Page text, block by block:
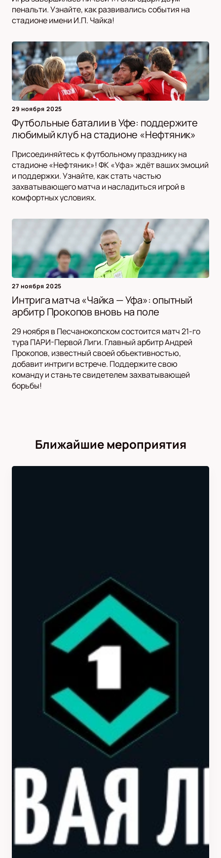
пенальти. Узнайте, как развивались события на
стадионе имени И.П. Чайка!
29 ноября 2025
Футбольные баталии в Уфе: поддержите
любимый клуб на стадионе «Нефтяник»
Присоединяйтесь к футбольному празднику на
стадионе «Нефтяник»! ФК «Уфа» ждёт ваших эмоций
и поддержки. Узнайте, как стать частью
захватывающего матча и насладиться игрой в
комфортных условиях.
27 ноября 2025
Интрига матча «Чайка — Уфа»: опытный
арбитр Прокопов вновь на поле
29 ноября в Песчанокопском состоится матч 21-го
тура ПАРИ-Первой Лиги. Главный арбитр Андрей
Прокопов, известный своей объективностью,
добавит интриги встрече. Поддержите свою
команду и станьте свидетелем захватывающей
борьбы!
Ближайшие мероприятия